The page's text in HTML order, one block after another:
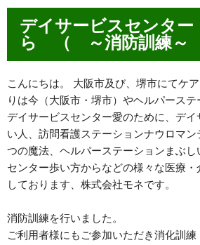
デイサービスセンタ
ら （ ～消防訓練～
こんにちは。 大阪市及び、堺市にてケ
りは今（大阪市・堺市）やヘルパーステ
デイサービスセンター愛のために、デ
い人、訪問看護ステーションナウロマン
つの魔法、ヘルパーステーションまぶし
センター歩い方からなどの様々な医療
しております、株式会社モネです。
消防訓練を行いました。
ご利用者様にもご参加いただき消化訓